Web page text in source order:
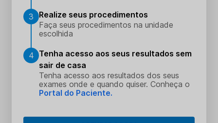
3
Realize seus procedimentos
Faça seus procedimentos na unidade
escolhida
4 Tenha acesso aos seus resultados sem
sair de casa
Tenha acesso aos resultados dos seus
exames onde e quando quiser. Conheça o
Portal do Paciente.